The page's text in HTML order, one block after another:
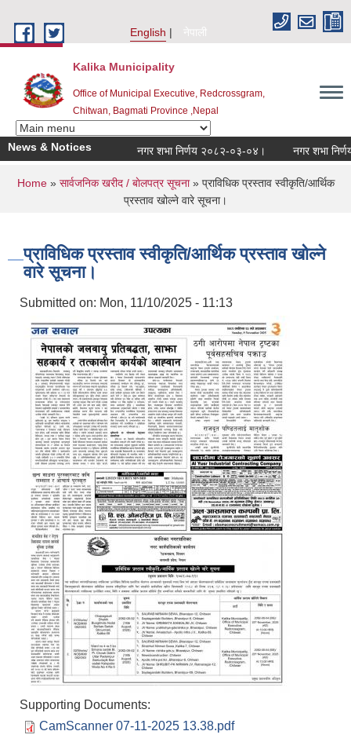
English
नेपाली
Kalika Municipality
Office of Municipal Executive, Redcrossgram,
Chitwan, Bagmati Province ,Nepal
News & Notices नगर शभा निर्णय २०८२-०३-०४। नगर शभा निर्णय
You are here
Home» सार्वजनिक खरीद / बाेलपत्र सूचना» प्राविधिक प्रस्ताव स्वीकृति/आर्थिक
प्रस्ताव खोल्ने वारे सूचना।
प्राविधिक प्रस्ताव स्वीकृति/आर्थिक प्रस्ताव खोल्ने
वारे सूचना।
Submitted on: Mon, 11/10/2025 - 11:13
Supporting Documents:
CamScanner 07-11-2025 13.38.pdf